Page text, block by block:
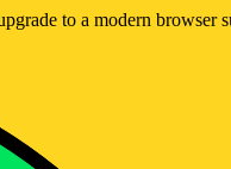
to a modern